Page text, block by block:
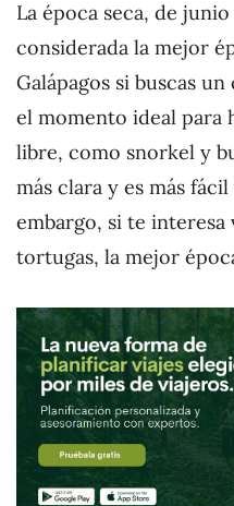
La época seca, de
considerada la mejor
Galápagos si buscas
el momento ideal para
libre, como snorkel y
más clara y es más
embargo, si te interesa
tortugas, la mejor